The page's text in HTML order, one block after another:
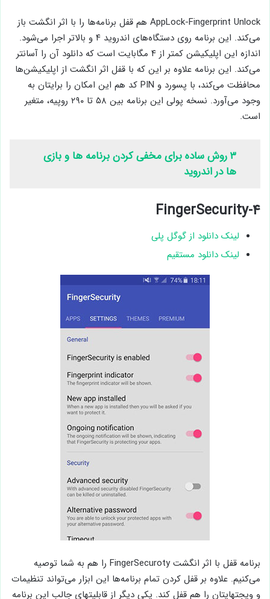
AppLock-Fingerprint Unlock هم قفل برنامه‌ها را با اثر انگشت باز
می‌کند. این برنامه روی دستگاه‌های اندروید ۴ و بالاتر اجرا می‌شود.
اندازه این اپلیکیشن کمتر از ۴ مگابایت است که دانلود آن را آسانتر
می‌کند. این برنامه علاوه بر این که با قفل اثر انگشت از اپلیکیشن‌ها
محافظت می‌کند، با پسورد و PIN کد هم این امکان را برایتان به
وجود می‌آورد. نسخه پولی این برنامه بین ۵۸ تا ۲۹۰ روپیه، متغیر
است.
۳ روش ساده برای مخفی کردن برنامه ها و بازی
ها در اندروید
۴-FingerSecurity
لینک دانلود از گوگل پلی
لینک دانلود مستقیم
برنامه قفل با اثر انگشت FingerSecuroty را هم به شما توصیه
می‌کنیم. علاوه بر قفل کردن تمام برنامه‌ها این ابزار می‌تواند تنظیمات
و ویجتهایتان را هم قفل کند. یکی دیگر از قابلیتهای جالب این برنامه